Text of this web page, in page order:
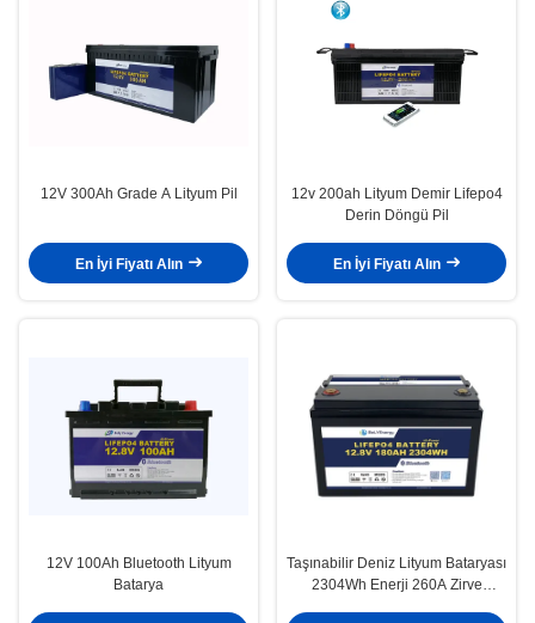
12V 300Ah Grade A Lityum Pil
En İyi Fiyatı Alın
12v 200ah Lityum Demir Lifepo4
Derin Döngü Pil
En İyi Fiyatı Alın
12V 100Ah Bluetooth Lityum
Batarya
Taşınabilir Deniz Lityum Bataryası
2304Wh Enerji 260A Zirve